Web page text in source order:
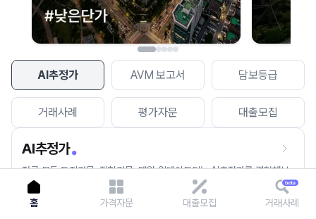
AI추정가 AVM 보고서 담보등급
거래사례 평가자문 대출모집
AI추정가
전국 모든 토지건물, 집합건물, 매월 업데이트되는 AI추정가를 경험해보
세요.
홈 가격자문 대출모집 거래사례